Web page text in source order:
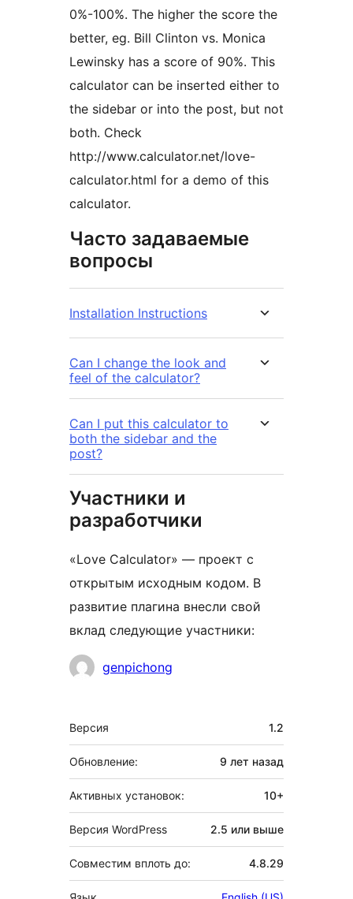
0%-100%. The higher the score the
better, eg. Bill Clinton vs. Monica
Lewinsky has a score of 90%. This
calculator can be inserted either to
the sidebar or into the post, but not
both. Check
http://www.calculator.net/love-
calculator.html for a demo of this
calculator.
Часто задаваемые
вопросы
Installation Instructions
Can I change the look and
feel of the calculator?
Can I put this calculator to
both the sidebar and the
post?
Участники и
разработчики
«Love Calculator» — проект с
открытым исходным кодом. В
развитие плагина внесли свой
вклад следующие участники:
Участникиgenpichong
Мета
Версия 1.2
Обновление: 9 лет назад
Активных установок: 10+
Версия WordPress 2.5 или выше
Совместим вплоть до: 4.8.29